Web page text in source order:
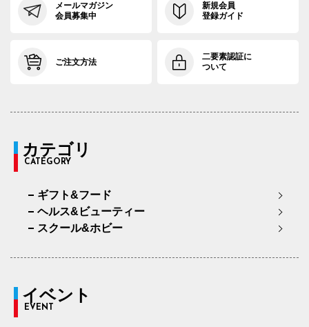
メールマガジン
会員募集中
新規会員
登録ガイド
ご注文方法
二要素認証に
ついて
カテゴリ
CATEGORY
ギフト&フード
ヘルス&ビューティー
スクール&ホビー
イベント
EVENT